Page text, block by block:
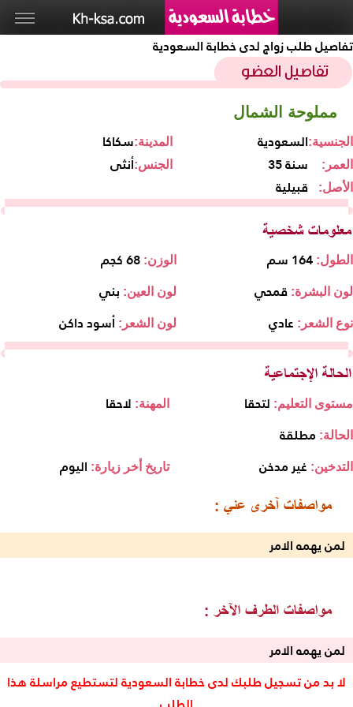
تفاصيل طلب زواج لدى خطابة السعودية
مملوحة الشمال
سكاكاالمدينة: السعوديةالجنسية:
أنثىالجنس: 35 سنة العمر:
قبيلية الأصل:
الوزن: 68 كجم الطول: 164 سم
لون العين: بني لون البشرة: قمحي
لون الشعر: أسود داكن نوع الشعر: عادي
المهنة: لاحقا مستوى التعليم: لتحقا
الحالة: مطلقة
تاريخ أخر زيارة: اليوم التدخين: غير مدخن
لمن يهمه الامر
لمن يهمه الامر
لا بد من تسجيل طلبك لدى خطابة السعودية لتستطيع مراسلة هذا